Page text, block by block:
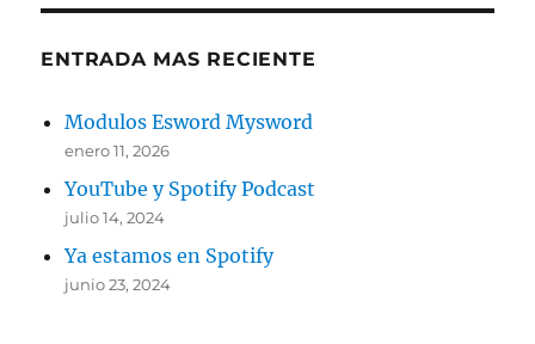
ENTRADA MAS RECIENTE
Modulos Esword Mysword
enero 11, 2026
YouTube y Spotify Podcast
julio 14, 2024
Ya estamos en Spotify
junio 23, 2024